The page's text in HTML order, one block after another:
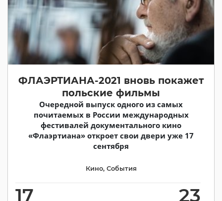
ФЛАЭРТИАНА-2021 вновь покажет
польские фильмы
Очередной выпуск одного из самых
почитаемых в России международных
фестивалей документального кино
«Флаэртиана» откроет свои двери уже 17
сентября
17 23
Кино, События